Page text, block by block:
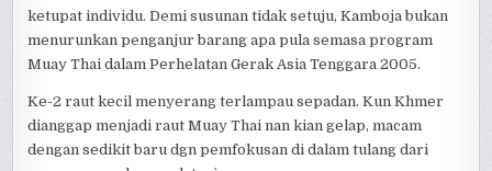
ketupat individu. Demi susunan tidak setuju, Kamboja bukan
menurunkan penganjur barang apa pula semasa program
Muay Thai dalam Perhelatan Gerak Asia Tenggara 2005.
Ke-2 raut kecil menyerang terlampau sepadan. Kun Khmer
dianggap menjadi raut Muay Thai nan kian gelap, macam
dengan sedikit baru dgn pemfokusan di dalam tulang dari